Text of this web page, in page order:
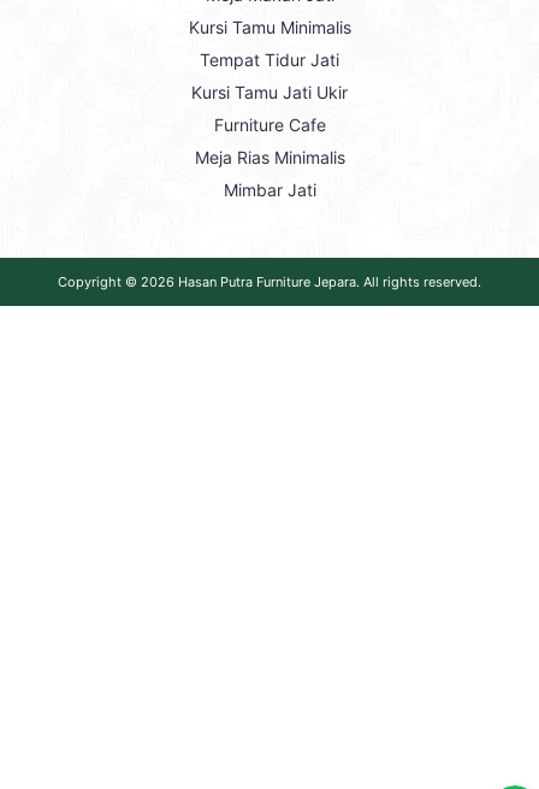
Kursi Tamu Minimalis
Tempat Tidur Jati
Kursi Tamu Jati Ukir
Furniture Cafe
Meja Rias Minimalis
Mimbar Jati
Copyright © 2026 Hasan Putra Furniture Jepara. All rights reserved.